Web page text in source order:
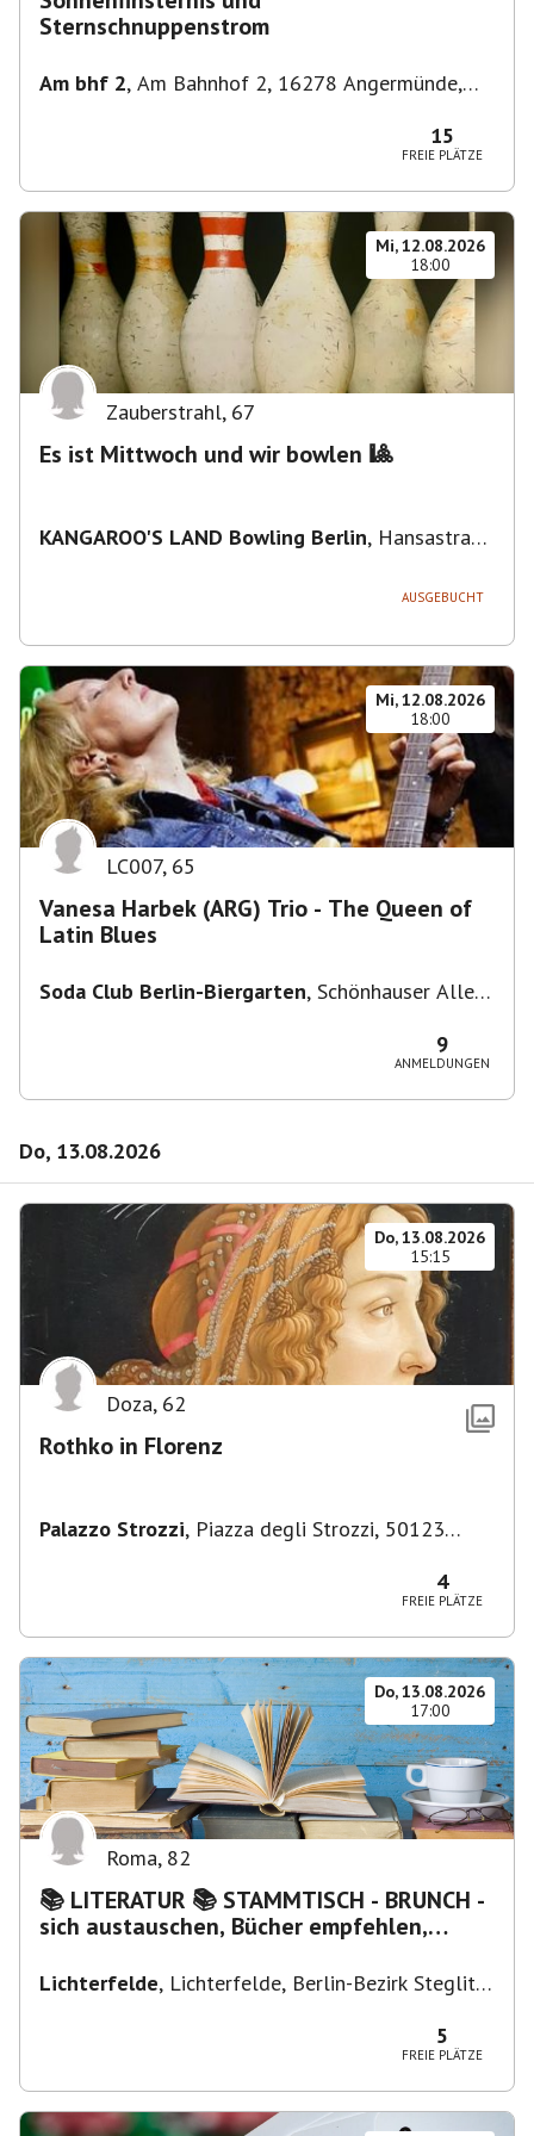
Sternschnuppenstrom
Am bhf 2, Am Bahnhof 2, 16278 Angermünde,
15
FREIE PLÄTZE
Mi, 12.08.2026
18:00
Zauberstrahl, 67
Es ist Mittwoch und wir bowlen 🎱
KANGAROO'S LAND Bowling Berlin, Hansastraße
AUSGEBUCHT
Mi, 12.08.2026
18:00
LC007, 65
Vanesa Harbek (ARG) Trio - The Queen of
Latin Blues
Soda Club Berlin-Biergarten, Schönhauser Allee
9
ANMELDUNGEN
Do, 13.08.2026
Do, 13.08.2026
15:15
Doza, 62
Rothko in Florenz
Palazzo Strozzi, Piazza degli Strozzi, 50123
4
FREIE PLÄTZE
Do, 13.08.2026
17:00
Roma, 82
📚 LITERATUR 📚 STAMMTISCH - BRUNCH -
sich austauschen, Bücher empfehlen,
Lichterfelde, Lichterfelde, Berlin-Bezirk Steglitz-
5
FREIE PLÄTZE